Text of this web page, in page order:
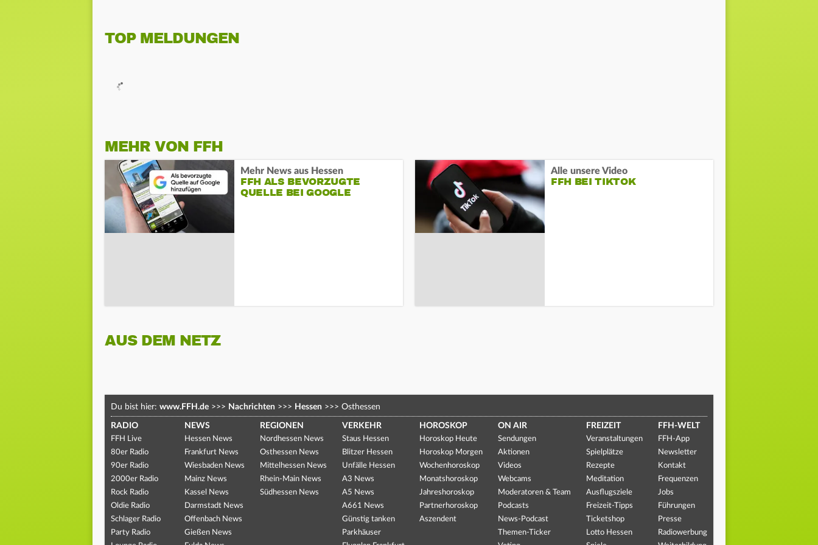
TOP MELDUNGEN
MEHR VON FFH
Mehr News aus Hessen
FFH ALS BEVORZUGTE
QUELLE BEI GOOGLE
Alle unsere Video
FFH BEI TIKTOK
AUS DEM NETZ
Du bist hier: www.FFH.de >>> Nachrichten >>> Hessen >>> Osthessen
RADIO
FFH Live
80er Radio
90er Radio
2000er Radio
Rock Radio
Oldie Radio
Schlager Radio
Party Radio
NEWS
Hessen News
Frankfurt News
Wiesbaden News
Mainz News
Kassel News
Darmstadt News
Offenbach News
Gießen News
REGIONEN
Nordhessen News
Osthessen News
Mittelhessen News
Rhein-Main News
Südhessen News
VERKEHR
Staus Hessen
Blitzer Hessen
Unfälle Hessen
A3 News
A5 News
A661 News
Günstig tanken
Parkhäuser
HOROSKOP
Horoskop Heute
Horoskop Morgen
Wochenhoroskop
Monatshoroskop
Jahreshoroskop
Partnerhoroskop
Aszendent
ON AIR
Sendungen
Aktionen
Videos
Webcams
Moderatoren & Team
Podcasts
News-Podcast
Themen-Ticker
FREIZEIT
Veranstaltungen
Spielplätze
Rezepte
Meditation
Ausflugsziele
Freizeit-Tipps
Ticketshop
Lotto Hessen
FFH-WELT
FFH-App
Newsletter
Kontakt
Frequenzen
Jobs
Führungen
Presse
Radiowerbung